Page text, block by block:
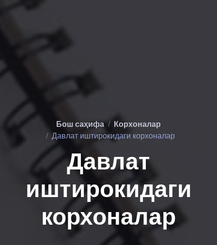
Бош саҳифа
Корхоналар
Давлат иштирокидаги корхоналар
Давлат
иштирокидаги
корхоналар